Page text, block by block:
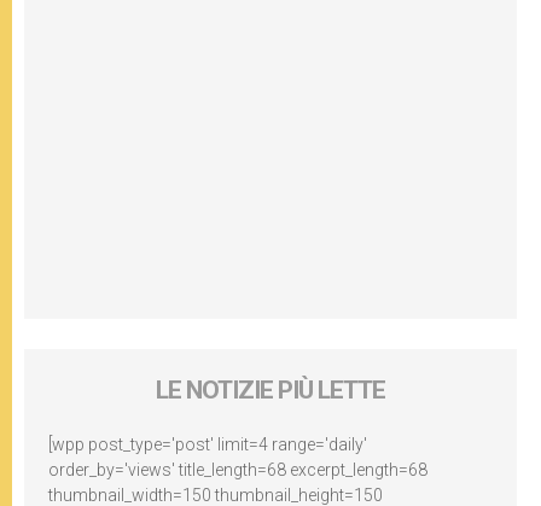
LE NOTIZIE PIÙ LETTE
[wpp post_type='post' limit=4 range='daily'
order_by='views' title_length=68 excerpt_length=68
thumbnail_width=150 thumbnail_height=150